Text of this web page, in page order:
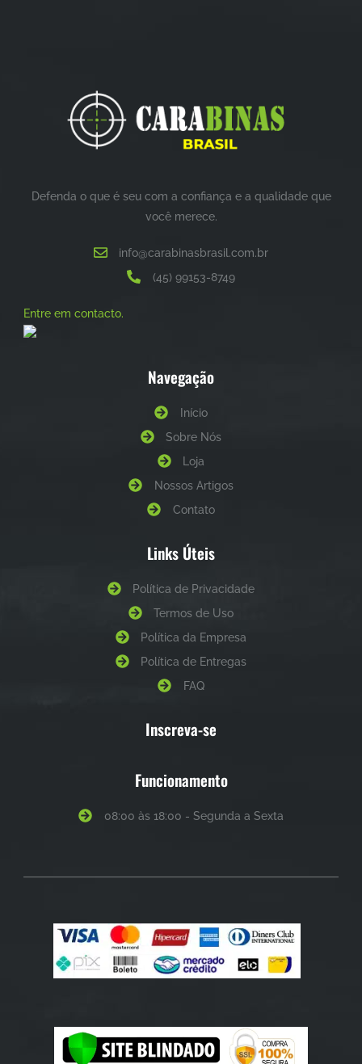
Defenda o que é seu com a confiança e a qualidade que
você merece.
info@carabinasbrasil.com.br
(45) 99153-8749
Entre em contacto.
Navegação
Início
Sobre Nós
Loja
Nossos Artigos
Contato
Links Úteis
Política de Privacidade
Termos de Uso
Política da Empresa
Política de Entregas
FAQ
Inscreva-se
Funcionamento
08:00 às 18:00 - Segunda a Sexta